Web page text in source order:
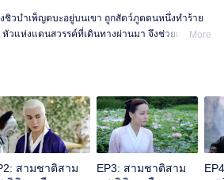
งชิวบำเพ็ญตบะอยู่บนเขา ถูกสัตว์ภูตตนหนึ่งทำร้าย
วแห่งแดนสวรรค์ที่เดินทางผ่านมา จึงช่วยเหลือเอา
ณของตนได้แปรเปลี่ยนเป็นความรักใคร่ แต่ตงหัว
ยนับพันปี ได้หลงลืม "ความรัก" สองคำนี้ไปแล้ว
More
สามชาติสาม
EP3: สามชาติสาม